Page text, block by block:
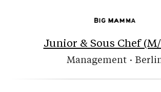
Junior & Sous Chef
Management ·